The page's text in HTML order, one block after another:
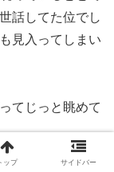
話してた位でし
見入ってしまい
てじっと眺めて
ップ サイドバー